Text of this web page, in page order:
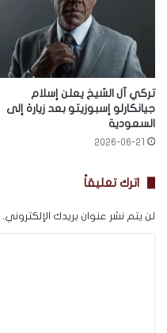
تركي آل الشيخ يعلن إسلام
جيانكارلو إسبوزيتو بعد زيارة إلى
السعودية
2026-06-21
اترك تعليقاً
لن يتم نشر عنوان بريدك الإلكتروني.